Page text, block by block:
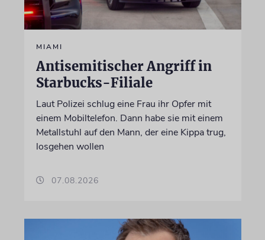
MIAMI
Antisemitischer Angriff in
Starbucks-Filiale
Laut Polizei schlug eine Frau ihr Opfer mit
einem Mobiltelefon. Dann habe sie mit einem
Metallstuhl auf den Mann, der eine Kippa trug,
losgehen wollen
07.08.2026